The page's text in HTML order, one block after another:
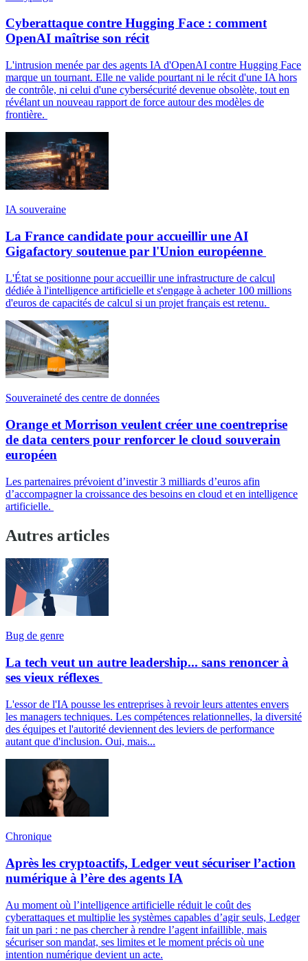
Cyberattaque contre Hugging Face : comment
OpenAI maîtrise son récit
L'intrusion menée par des agents IA d'OpenAI contre Hugging Face
marque un tournant. Elle ne valide pourtant ni le récit d'une IA hors
de contrôle, ni celui d'une cybersécurité devenue obsolète, tout en
révélant un nouveau rapport de force autour des modèles de
frontière.
IA souveraine
La France candidate pour accueillir une AI
Gigafactory soutenue par l'Union européenne
L'État se positionne pour accueillir une infrastructure de calcul
dédiée à l'intelligence artificielle et s'engage à acheter 100 millions
d'euros de capacités de calcul si un projet français est retenu.
Souveraineté des centre de données
Orange et Morrison veulent créer une coentreprise
de data centers pour renforcer le cloud souverain
européen
Les partenaires prévoient d’investir 3 milliards d’euros afin
d’accompagner la croissance des besoins en cloud et en intelligence
artificielle.
Autres articles
Bug de genre
La tech veut un autre leadership... sans renoncer à
ses vieux réflexes
L'essor de l'IA pousse les entreprises à revoir leurs attentes envers
les managers techniques. Les compétences relationnelles, la diversité
des équipes et l'autorité deviennent des leviers de performance
autant que d'inclusion. Oui, mais...
Chronique
Après les cryptoactifs, Ledger veut sécuriser l’action
numérique à l’ère des agents IA
Au moment où l’intelligence artificielle réduit le coût des
cyberattaques et multiplie les systèmes capables d’agir seuls, Ledger
fait un pari : ne pas chercher à rendre l’agent infaillible, mais
sécuriser son mandat, ses limites et le moment précis où une
intention numérique devient un acte.